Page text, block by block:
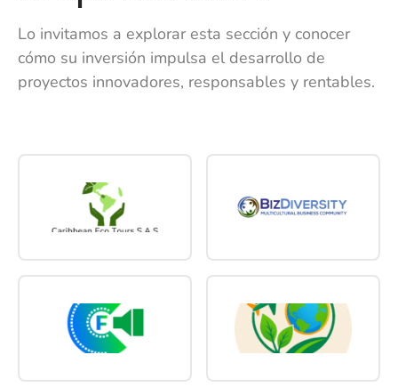
Lo invitamos a explorar esta sección y conocer
cómo su inversión impulsa el desarrollo de
proyectos innovadores, responsables y rentables.